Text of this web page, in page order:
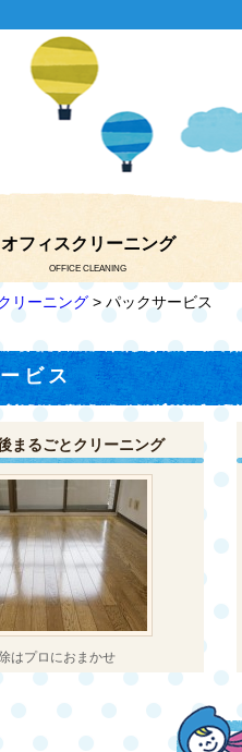
オフィスクリーニング
OFFICE CLEANING
リーニング > パックサービス
ビス
まるごとクリーニング
はプロにおまかせ